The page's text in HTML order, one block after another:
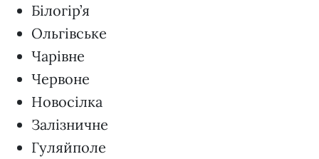
Білогір’я
Ольгівське
Чарівне
Червоне
Новосілка
Залізничне
Гуляйполе